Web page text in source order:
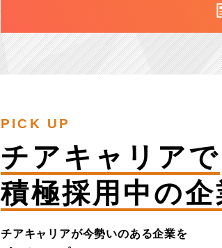
PICK UP
チアキャリアで
積極採用中の企
チアキャリアが今勢いのある企業を